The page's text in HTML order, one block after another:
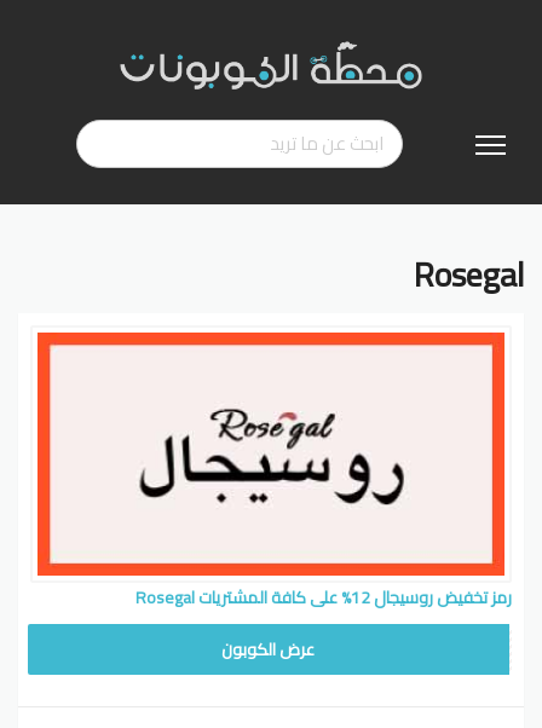
إلى
Rosegal
رمز تخفيض روسيجال 12% على كافة المشتريات Rosegal
عرض الكوبون